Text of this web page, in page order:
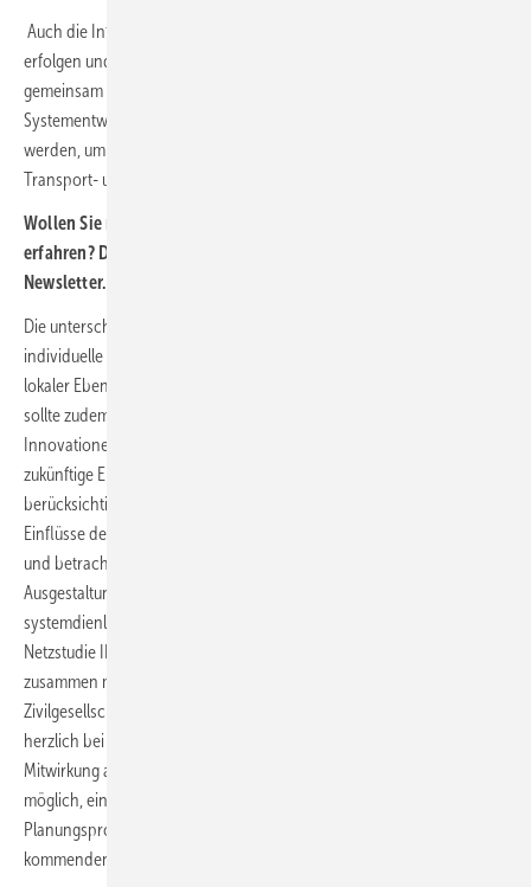
Auch die Infrastrukturplanung im Verteilnetz sollte in Zukunft integriert
erfolgen und die Netze für Strom, Gas bzw. Wasserstoff und Wärme
gemeinsam in den Blick nehmen. Die Ergebnisse eines
Systementwicklungsplans können dabei als Orientierung genutzt
werden, um eine konsistente Gesamtstrategie für die Entwicklung der
Transport- und Verteilnetze sicherzustellen.
Wollen Sie mehr über die Infrastruktur der Energiewende
erfahren? Dann abonnieren Sie doch unseren kostenlosen
Newsletter.
Die unterschiedlichen lokalen Gegebenheiten erfordern jedoch
individuelle Lösungen, die nur durch eine integrierte Planung auf
lokaler Ebene gefunden werden können. Der Systementwicklungsplan
sollte zudem um einen Innovationsdialog ergänzt werden, um
Innovationen für die Energienetze besser zu nutzen. Dadurch können
zukünftige Entwicklungen früh erkannt, gefördert und in der Planung
berücksichtigt werden. Zusätzlich nimmt die Dena-Netzstudie III die
Einflüsse des Marktdesigns auf den Infrastrukturbedarf in den Blick
und betrachtet verschiedene Möglichkeiten, wie bei der
Ausgestaltung eines zukünftigen Marktdesigns auch netz- und
systemdienliche Aspekte berücksichtigt werden können. „Die Dena-
Netzstudie III ist in einem breit angelegten Stakeholder-Prozess
zusammen mit Netzbetreibern, zuständigen Behörden, Verbänden,
Zivilgesellschaft und der Politik entstanden. Ich möchte mich ganz
herzlich bei allen Partnerinnen und Partnern für ihre intensive
Mitwirkung an der Studie bedanken. Durch ihr Engagement wurde es
möglich, einen Vorschlag für die Weiterentwicklung unserer
Planungsprozesse auszuarbeiten, der den Anforderungen der
kommenden Transformation gerecht wird“, erklärte Kuhlmann.